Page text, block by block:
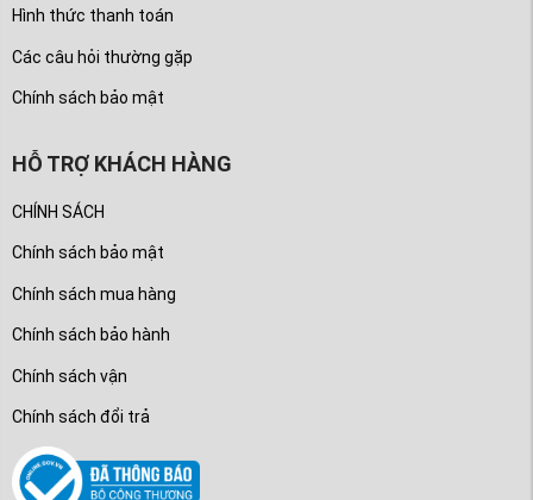
Hình thức thanh toán
Các câu hỏi thường gặp
Chính sách bảo mật
HỖ TRỢ KHÁCH HÀNG
CHÍNH SÁCH
Chính sách bảo mật
Chính sách mua hàng
Chính sách bảo hành
Chính sách vận
Chính sách đổi trả